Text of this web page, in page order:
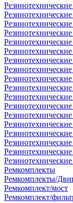
Ремкомплекты
Ремкомплекты/
Ремкомплект/мост
Ремкомплект/